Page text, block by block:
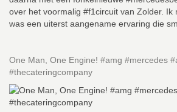
One Man, One Engine! #amg #mercedes
#thecateringcompany